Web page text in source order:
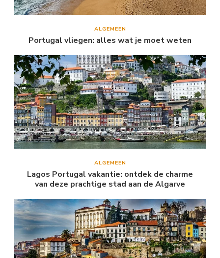
ALGEMEEN
Portugal vliegen: alles wat je moet weten
ALGEMEEN
Lagos Portugal vakantie: ontdek de charme
van deze prachtige stad aan de Algarve